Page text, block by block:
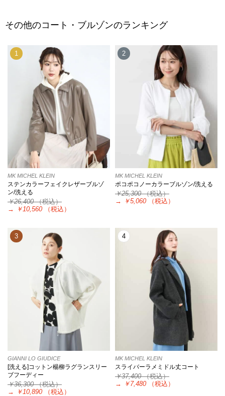
その他のコート・ブルゾンのランキング
1
MK MICHEL KLEIN
ステンカラーフェイクレザーブルゾ
ン/洗える
￥26,400（税込）
→
￥10,560 （税込）
2
MK MICHEL KLEIN
ポコポコノーカラーブルゾン/洗える
￥25,300（税込）
→
￥5,060 （税込）
3
GIANNI LO GIUDICE
[洗える]コットン楊柳ラグランスリー
ブフーディー
￥36,300（税込）
→
￥10,890 （税込）
4
MK MICHEL KLEIN
スライバーラメミドル丈コート
￥37,400（税込）
→
￥7,480 （税込）